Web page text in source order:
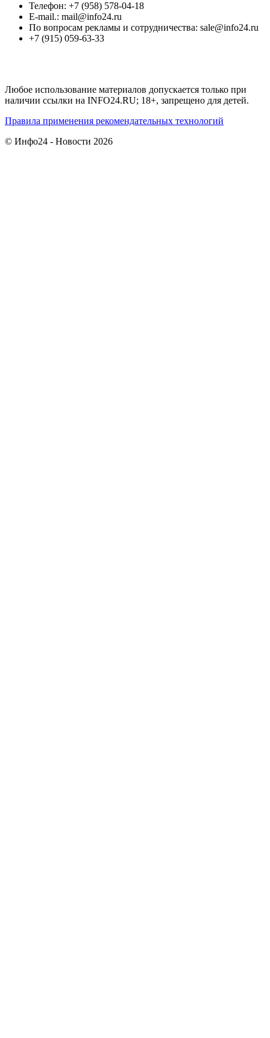
Телефон: +7 (958) 578-04-18
E-mail.: mail@info24.ru
По вопросам рекламы и сотрудничества: sale@info24.ru
+7 (915) 059-63-33
Любое использование материалов допускается только при
наличии ссылки на INFO24.RU; 18+, запрещено для детей.
Правила применения рекомендательных технологий
© Инфо24 - Новости 2026